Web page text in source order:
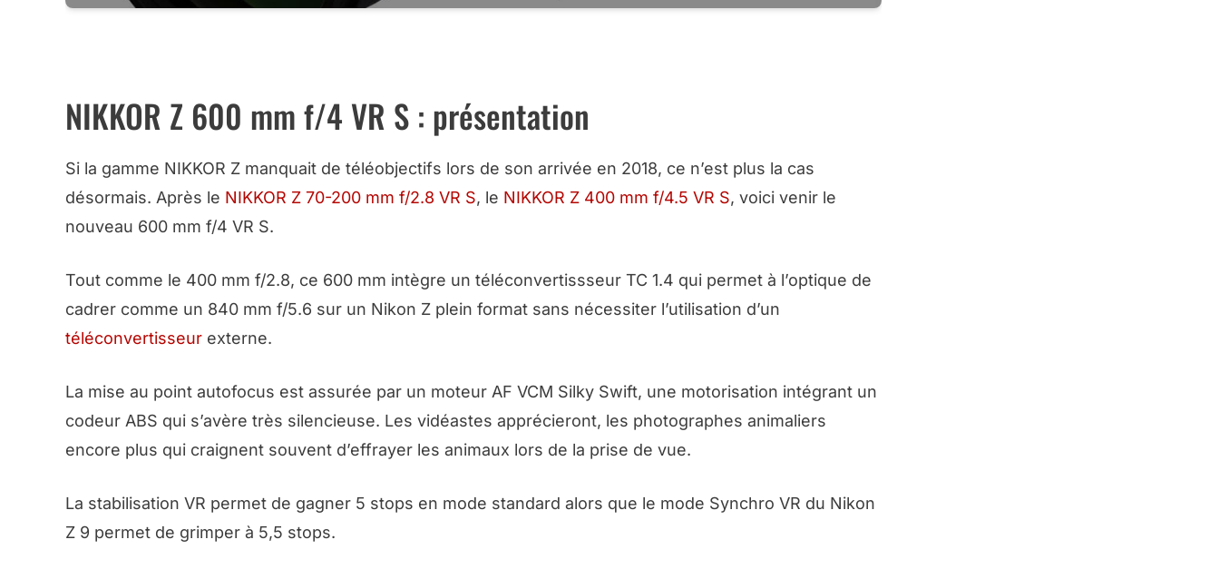
NIKKOR Z 600 mm f/4 VR S : présentation
Si la gamme NIKKOR Z manquait de téléobjectifs lors de son arrivée en 2018, ce n’est plus la cas
désormais. Après le NIKKOR Z 70-200 mm f/2.8 VR S, le NIKKOR Z 400 mm f/4.5 VR S, voici venir le
nouveau 600 mm f/4 VR S.
Tout comme le 400 mm f/2.8, ce 600 mm intègre un téléconvertissseur TC 1.4 qui permet à l’optique de
cadrer comme un 840 mm f/5.6 sur un Nikon Z plein format sans nécessiter l’utilisation d’un
téléconvertisseur externe.
La mise au point autofocus est assurée par un moteur AF VCM Silky Swift, une motorisation intégrant un
codeur ABS qui s’avère très silencieuse. Les vidéastes apprécieront, les photographes animaliers
encore plus qui craignent souvent d’effrayer les animaux lors de la prise de vue.
La stabilisation VR permet de gagner 5 stops en mode standard alors que le mode Synchro VR du Nikon
Z 9 permet de grimper à 5,5 stops.